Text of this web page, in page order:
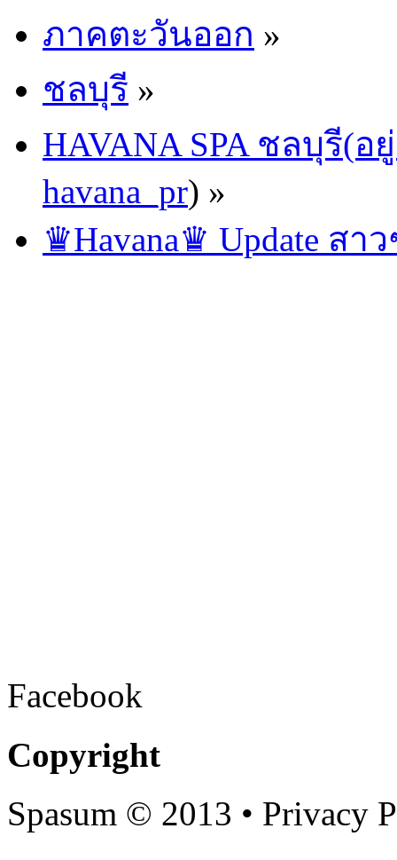
ภาคตะวันออก »
ชลบุรี »
HAVANA SPA ชลบุรี(
havana_pr) »
♛Havana♛ Update สา
Facebook
Copyright
Spasum © 2013 • Privacy